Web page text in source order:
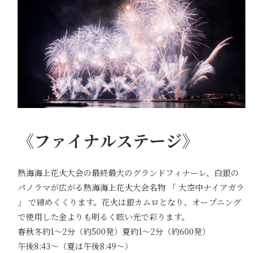
《ファイナルステージ》
熱海海上花火大会の最終最大のグランドフィナーレ、白銀の
パノラマが広がる熱海海上花火大会名物 「 大空中ナイアガラ
」 で締めくくります。花火は銀カムロとなり、オープニング
で使用した金よりも明るく眩い光で彩ります。
春秋冬約1～2分（約500発）夏約1～2分（約600発）
午後8:43～（夏は午後8:49～）